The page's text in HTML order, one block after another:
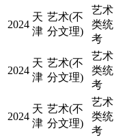
2024
天
津
艺术(不
分文理)
艺术
类统
考
2024
天
津
艺术(不
分文理)
艺术
类统
考
2024
天
津
艺术(不
分文理)
艺术
类统
考